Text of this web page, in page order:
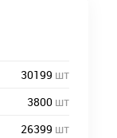
30199 шт
3800 шт
26399 шт